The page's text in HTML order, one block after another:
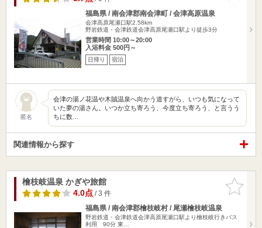
福島県 / 南会津郡南会津町 / 会津高原温泉
会津高原尾瀬口駅2.58km
野岩鉄道・会津鉄道会津高原尾瀬口駅より徒歩3分
営業時間 10:00～20:00
入浴料金 500円～
日帰り 宿泊
匿名
会津の湯ノ花温や木賊温泉へ向かう道すがら、いつも気になって
いた夢の湯さん。いつか立ち寄ろう、今度立ち寄ろう、と言うう
ちに数…
関連情報から探す
お気に入
りに追加
檜枝岐温泉 かぎや旅館
4.0点/ 3 件
福島県 / 南会津郡檜枝岐村 / 尾瀬檜枝岐温泉
野岩鉄道・会津鉄道会津高原尾瀬口駅より檜枝岐行きバス
利用 90分 東…